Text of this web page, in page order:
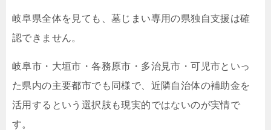
岐阜県全体を見ても、墓じまい専用の県独自支援は確
認できません。
岐阜市・大垣市・各務原市・多治見市・可児市といっ
た県内の主要都市でも同様で、近隣自治体の補助金を
活用するという選択肢も現実的ではないのが実情で
す。